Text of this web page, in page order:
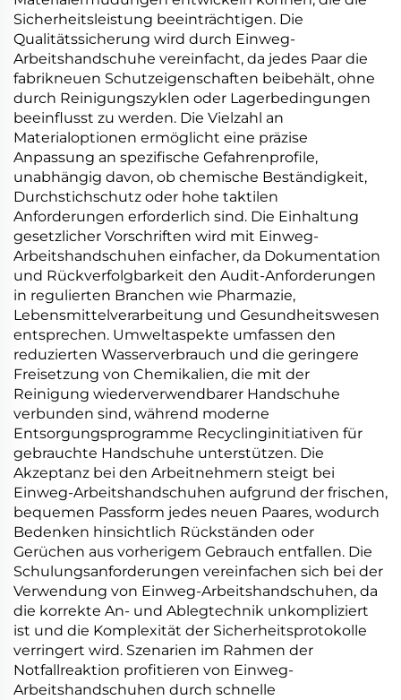
Sicherheitsleistung beeinträchtigen. Die
Qualitätssicherung wird durch Einweg-
Arbeitshandschuhe vereinfacht, da jedes Paar die
fabrikneuen Schutzeigenschaften beibehält, ohne
durch Reinigungszyklen oder Lagerbedingungen
beeinflusst zu werden. Die Vielzahl an
Materialoptionen ermöglicht eine präzise
Anpassung an spezifische Gefahrenprofile,
unabhängig davon, ob chemische Beständigkeit,
Durchstichschutz oder hohe taktilen
Anforderungen erforderlich sind. Die Einhaltung
gesetzlicher Vorschriften wird mit Einweg-
Arbeitshandschuhen einfacher, da Dokumentation
und Rückverfolgbarkeit den Audit-Anforderungen
in regulierten Branchen wie Pharmazie,
Lebensmittelverarbeitung und Gesundheitswesen
entsprechen. Umweltaspekte umfassen den
reduzierten Wasserverbrauch und die geringere
Freisetzung von Chemikalien, die mit der
Reinigung wiederverwendbarer Handschuhe
verbunden sind, während moderne
Entsorgungsprogramme Recyclinginitiativen für
gebrauchte Handschuhe unterstützen. Die
Akzeptanz bei den Arbeitnehmern steigt bei
Einweg-Arbeitshandschuhen aufgrund der frischen,
bequemen Passform jedes neuen Paares, wodurch
Bedenken hinsichtlich Rückständen oder
Gerüchen aus vorherigem Gebrauch entfallen. Die
Schulungsanforderungen vereinfachen sich bei der
Verwendung von Einweg-Arbeitshandschuhen, da
die korrekte An- und Ablegtechnik unkompliziert
ist und die Komplexität der Sicherheitsprotokolle
verringert wird. Szenarien im Rahmen der
Notfallreaktion profitieren von Einweg-
Arbeitshandschuhen durch schnelle